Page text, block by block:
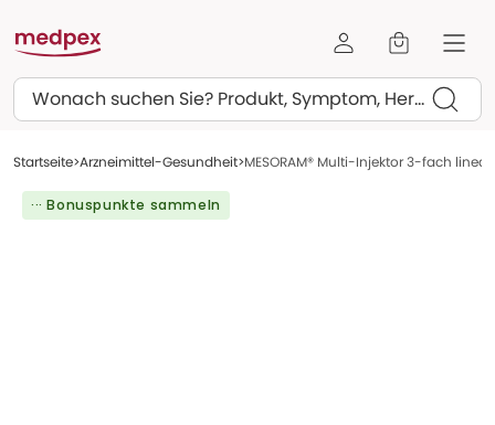
Suchen
Startseite Arzneimittel-Gesundheit MESORAM® Multi-Injektor 3-fach
··· Bonuspunkte sammeln